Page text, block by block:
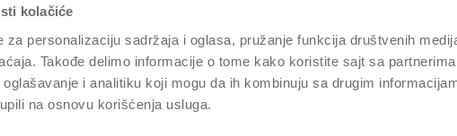
kolačiće
za personalizaciju sadržaja i oglasa, pružanje funkcija društvenih
Takođe delimo informacije o tome kako koristite sajt sa
i analitiku koji mogu da ih kombinuju sa drugim
na osnovu korišćenja usluga.